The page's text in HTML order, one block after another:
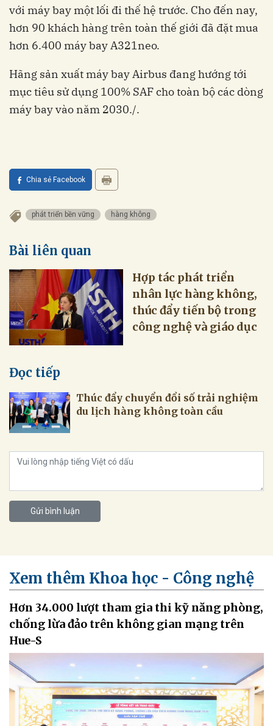
với máy bay một lối đi thế hệ trước. Cho đến nay,
hơn 90 khách hàng trên toàn thế giới đã đặt mua
hơn 6.400 máy bay A321neo.
Hãng sản xuất máy bay Airbus đang hướng tới
mục tiêu sử dụng 100% SAF cho toàn bộ các dòng
máy bay vào năm 2030./.
Chia sẻ Facebook
phát triển bền vững hàng không
Bài liên quan
Hợp tác phát triển
nhân lực hàng không,
thúc đẩy tiến bộ trong
công nghệ và giáo dục
Đọc tiếp
Thúc đẩy chuyển đổi số trải nghiệm
Gửi bình luận
Xem thêm Khoa học - Công nghệ
Hơn 34.000 lượt tham gia thi kỹ năng phòng,
chống lừa đảo trên không gian mạng trên
Hue-S